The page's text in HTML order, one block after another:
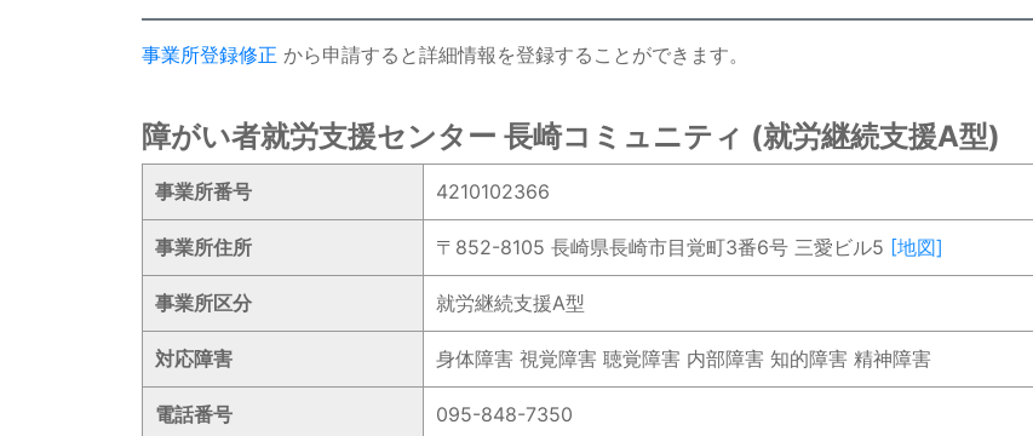
事業所登録修正 から申請すると詳細情報を登録することができます。
障がい者就労支援センター 長崎コミュニティ (就労継続支援A型)
事業所番号 4210102366
事業所住所 〒852-8105 長崎県長崎市目覚町3番6号 三愛ビル5 [地図]
事業所区分 就労継続支援A型
対応障害 身体障害 視覚障害 聴覚障害 内部障害 知的障害 精神障害
電話番号 095-848-7350